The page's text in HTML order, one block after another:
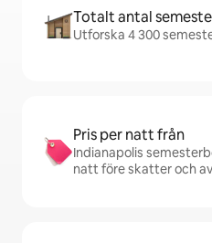
Totalt antal
Utforska 4 300
Pris per natt från
Indianapolis
natt före skatter och